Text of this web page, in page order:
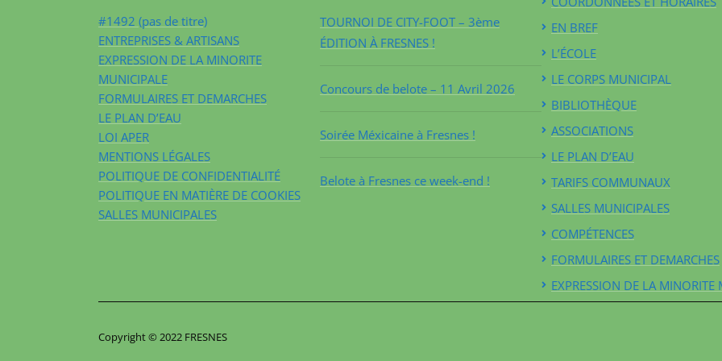
#1492 (pas de titre)
ENTREPRISES & ARTISANS
EXPRESSION DE LA MINORITE
MUNICIPALE
FORMULAIRES ET DEMARCHES
LE PLAN D’EAU
LOI APER
MENTIONS LÉGALES
POLITIQUE DE CONFIDENTIALITÉ
POLITIQUE EN MATIÈRE DE COOKIES
SALLES MUNICIPALES
TOURNOI DE CITY-FOOT – 3ème
ÉDITION À FRESNES !
Concours de belote – 11 Avril 2026
Soirée Méxicaine à Fresnes !
Belote à Fresnes ce week-end !
EN BREF
L’ÉCOLE
LE CORPS MUNICIPAL
BIBLIOTHÈQUE
ASSOCIATIONS
LE PLAN D’EAU
TARIFS COMMUNAUX
SALLES MUNICIPALES
COMPÉTENCES
FORMULAIRES ET DEMARCHES
EXPRESSION DE LA MINORITE
Copyright © 2022 FRESNES